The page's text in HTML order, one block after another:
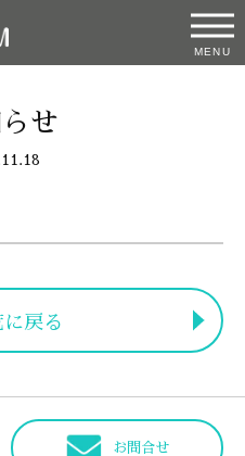
せ
戻る
お問合せ
MENU